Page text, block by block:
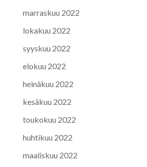
marraskuu 2022
lokakuu 2022
syyskuu 2022
elokuu 2022
heinäkuu 2022
kesäkuu 2022
toukokuu 2022
huhtikuu 2022
maaliskuu 2022